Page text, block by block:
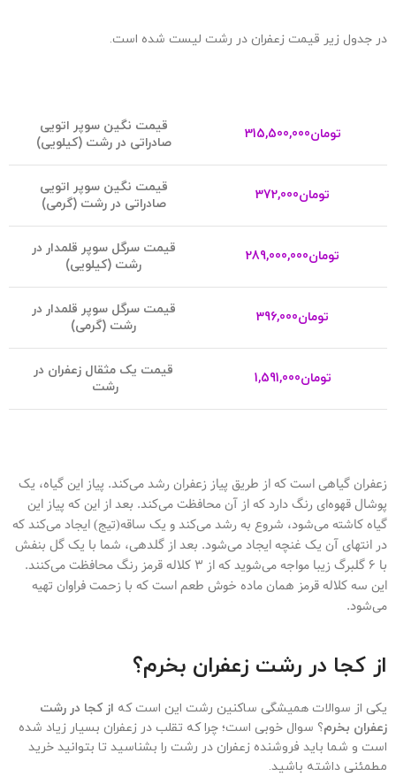
در جدول زیر قیمت زعفران در رشت لیست شده است.
تومان315,500,000
قیمت نگین سوپر اتویی
صادراتی در رشت (کیلویی)
تومان372,000
قیمت نگین سوپر اتویی
صادراتی در رشت (گرمی)
تومان289,000,000 قیمت سرگل سوپر قلمدار در
رشت (کیلویی)
تومان396,000
قیمت سرگل سوپر قلمدار در
رشت (گرمی)
تومان1,591,000
قیمت یک مثقال زعفران در
رشت
زعفران گیاهی است که از طریق پیاز زعفران رشد می‌کند. پیاز این گیاه، یک
پوشال قهوه‌ای رنگ دارد که از آن محافظت می‌کند. بعد از این که پیاز این
گیاه کاشته می‌شود، شروع به رشد می‌کند و یک ساقه(تیج) ایجاد می‌کند که
در انتهای آن یک غنچه ایجاد می‌شود. بعد از گلدهی، شما با یک گل بنفش
با ۶ گلبرگ زیبا مواجه می‌شوید که از ۳ کلاله قرمز رنگ محافظت می‌کنند.
این سه کلاله قرمز همان ماده خوش طعم است که با زحمت فراوان تهیه
می‌شود.
از کجا در رشت زعفران بخرم؟
یکی از سوالات همیشگی ساکنین رشت این است که از کجا در رشت
زعفران بخرم؟ سوال خوبی است؛ چرا که تقلب در زعفران بسیار زیاد شده
است و شما باید فروشنده زعفران در رشت را بشناسید تا بتوانید خرید
مطمئنی داشته باشید.